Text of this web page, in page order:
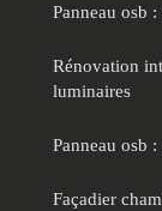
Panneau osb
Rénovation
luminaires
Panneau osb
Façadier